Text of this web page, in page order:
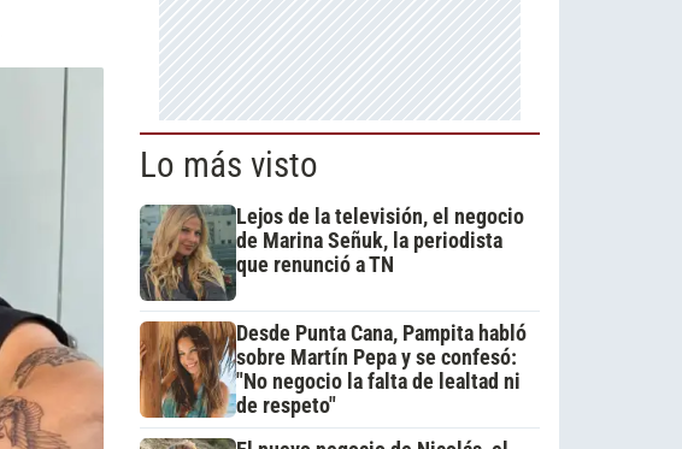
Lo más visto
Lejos de la televisión, el negocio
de Marina Señuk, la periodista
que renunció a TN
Desde Punta Cana, Pampita habló
sobre Martín Pepa y se confesó:
"No negocio la falta de lealtad ni
de respeto"